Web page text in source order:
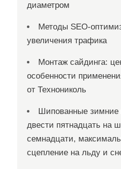
диаметром
Методы SEO-
увеличения трафика
Монтаж сайдинга:
особенности
от Технониколь
Шипованные
двести пятнадцать на
семнадцати,
сцепление на льду и